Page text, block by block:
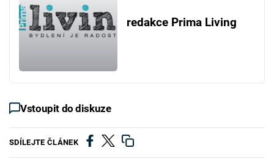
redakce Prima Living
Vstoupit do diskuze
SDÍLEJTE ČLÁNEK